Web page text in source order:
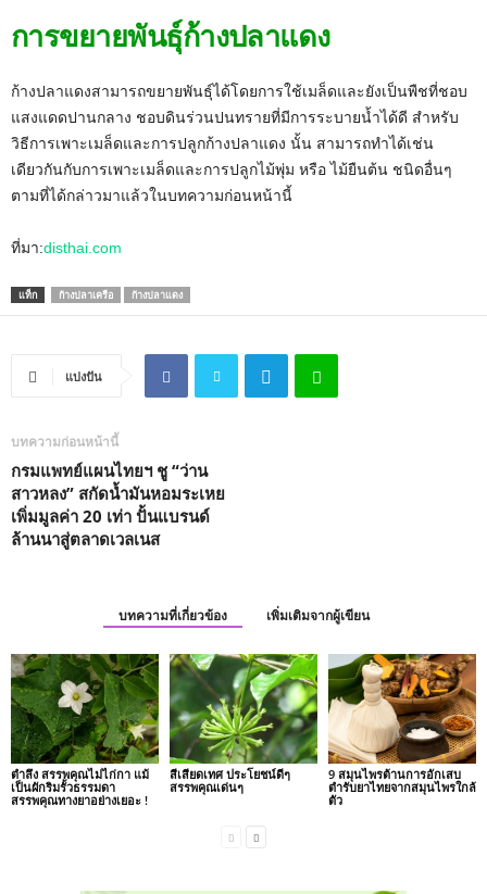
การขยายพันธุ์ก้างปลาแดง
ก้างปลาแดงสามารถขยายพันธุ์ได้โดยการใช้เมล็ดและยังเป็นพืชที่ชอบ
แสงแดดปานกลาง ชอบดินร่วนปนทรายที่มีการระบายน้ำได้ดี สำหรับ
วิธีการเพาะเมล็ดและการปลูกก้างปลาแดง นั้น สามารถทำได้เช่น
เดียวกันกับการเพาะเมล็ดและการปลูกไม้พุ่ม หรือ ไม้ยืนต้น ชนิดอื่นๆ
ตามที่ได้กล่าวมาแล้วในบทความก่อนหน้านี้
ที่มา:disthai.com
แท็ก ก้างปลาเครือ ก้างปลาแดง
แบ่งปัน
บทความก่อนหน้านี้
กรมแพทย์แผนไทยฯ ชู “ว่าน
สาวหลง” สกัดน้ำมันหอมระเหย
เพิ่มมูลค่า 20 เท่า ปั้นแบรนด์
ล้านนาสู่ตลาดเวลเนส
บทความที่เกี่ยวข้อง เพิ่มเติมจากผู้เขียน
ตำลึง สรรพคุณไม่ไก่กา แม้
เป็นผักริมรั้วธรรมดา
สรรพคุณทางยาอย่างเยอะ !
สีเสียดเทศ ประโยชน์ดีๆ
สรรพคุณเด่นๆ
9 สมุนไพรต้านการอักเสบ
ตำรับยาไทยจากสมุนไพรใกล้
ตัว